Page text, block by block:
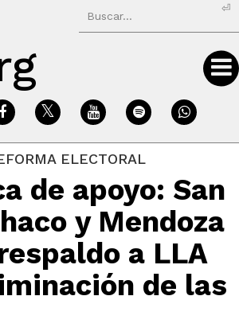
⏎
ELECTORAL
de apoyo: San
y Mendoza
a LLA
de las